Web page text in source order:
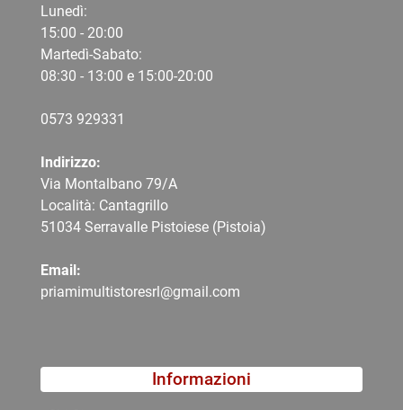
Lunedì:
15:00 - 20:00
Martedì-Sabato:
08:30 - 13:00 e 15:00-20:00
0573 929331
Indirizzo:
Via Montalbano 79/A
Località: Cantagrillo
51034 Serravalle Pistoiese (Pistoia)
Email:
priamimultistoresrl@gmail.com
Informazioni